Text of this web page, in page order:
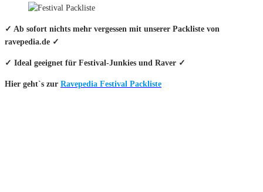
✓ Ab sofort nichts mehr vergessen mit unserer Packliste von
ravepedia.de ✓
✓ Ideal geeignet für Festival-Junkies und Raver ✓
Hier geht`s zur Ravepedia Festival Packliste